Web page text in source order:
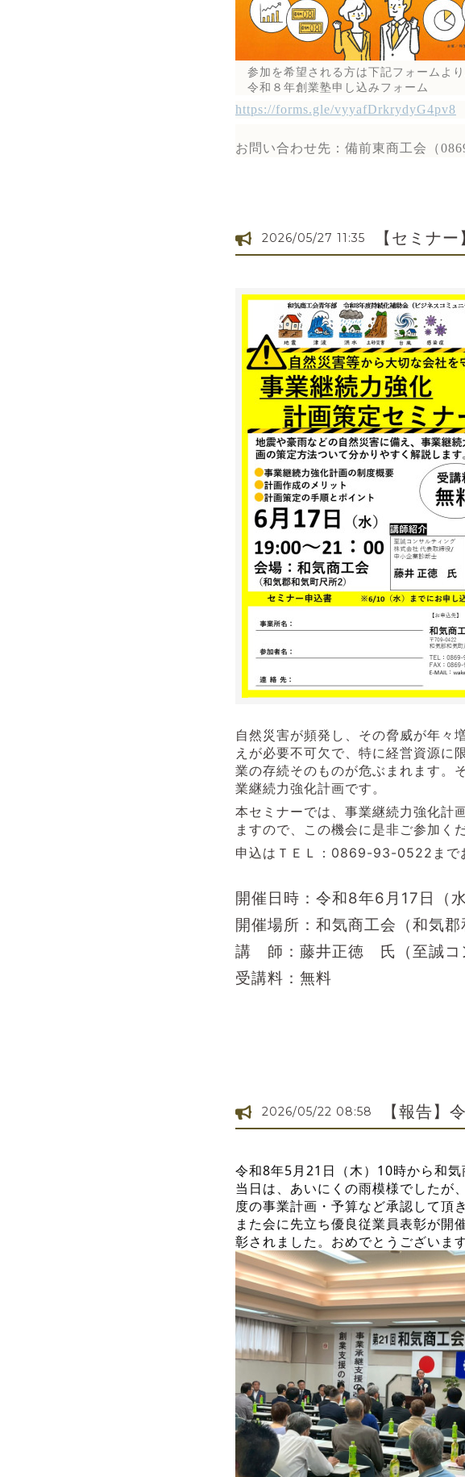
参加を希望される方は下記フォームより
令和８年創業塾申し込みフォーム
https://forms.gle/vyyafDrkrydyG4pv8
お問い合わせ先：備前東商工会（
2026/05/27 11:35 【セミナ
自然災害が頻発し、その脅威が年々
えが必要不可欠で、 特に経営資源に
業の存続そのものが危ぶまれます。
業継続力強化計画です。
本セミナーでは、事業継続力強化計
ますので、この機会に是非ご参加く
申込はＴＥＬ：0869-93-0522まで
開催日時：令和8年6月17日（
開催場所：和気商工会（和気郡
講 師：藤井正徳 氏（至誠コ
受講料：無料
2026/05/22 08:58 【報告】
令和8年5月21日（木）10時から和気
当日は、あいにくの雨模様でしたが
度の事業計画・予算など承認して頂
また会に先立ち優良従業員表彰が開
彰されました。おめでとうございま